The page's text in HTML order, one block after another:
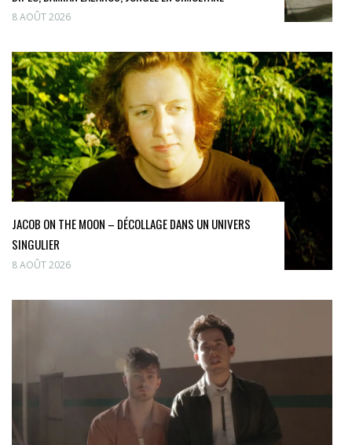
8 AOÛT 2026
JACOB ON THE MOON – DÉCOLLAGE DANS UN UNIVERS
SINGULIER
8 AOÛT 2026